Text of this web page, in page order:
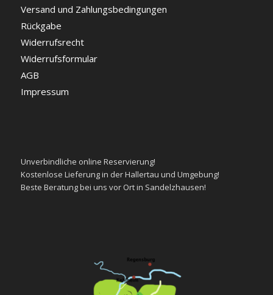
Versand und Zahlungsbedingungen
Rückgabe
Widerrufsrecht
Widerrufsformular
AGB
Impressum
Unverbindliche online Reservierung!
Kostenlose Lieferung in der Hallertau und Umgebung!
Beste Beratungbei uns vor Ort in Sandelzhausen!